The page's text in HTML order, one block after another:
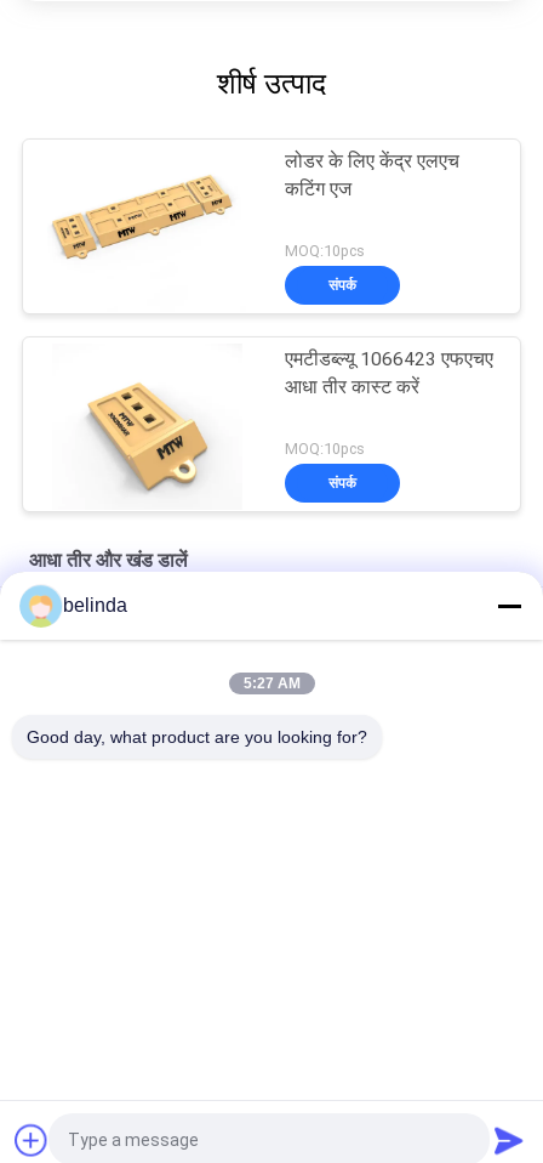
शीर्ष उत्पाद
लोडर के लिए केंद्र एलएच
कटिंग एज
MOQ:10pcs
संपर्क
एमटीडब्ल्यू 1066423 एफएचए
आधा तीर कास्ट करें
MOQ:10pcs
संपर्क
आधा तीर और खंड डालें
लोडर एड कास्ट हाफ एरो ब्लेड्स HA सेगमेंट 2085261FHAR
belinda
5:27 AM
Good day, what product are you looking for?